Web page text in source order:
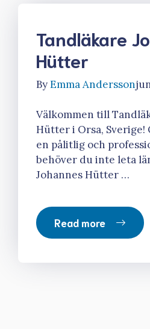
Tandläkare
Hütter
ByEmma Andersson
Välkommen till
Hütter i Orsa,
en pålitlig och
behöver du inte leta
Johannes Hütter …
Read more